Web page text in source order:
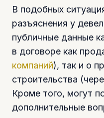
В подобных
разъяснения у
публичные данные
в договоре как
компаний), так и о
строительства
Кроме того, могут
дополнительные